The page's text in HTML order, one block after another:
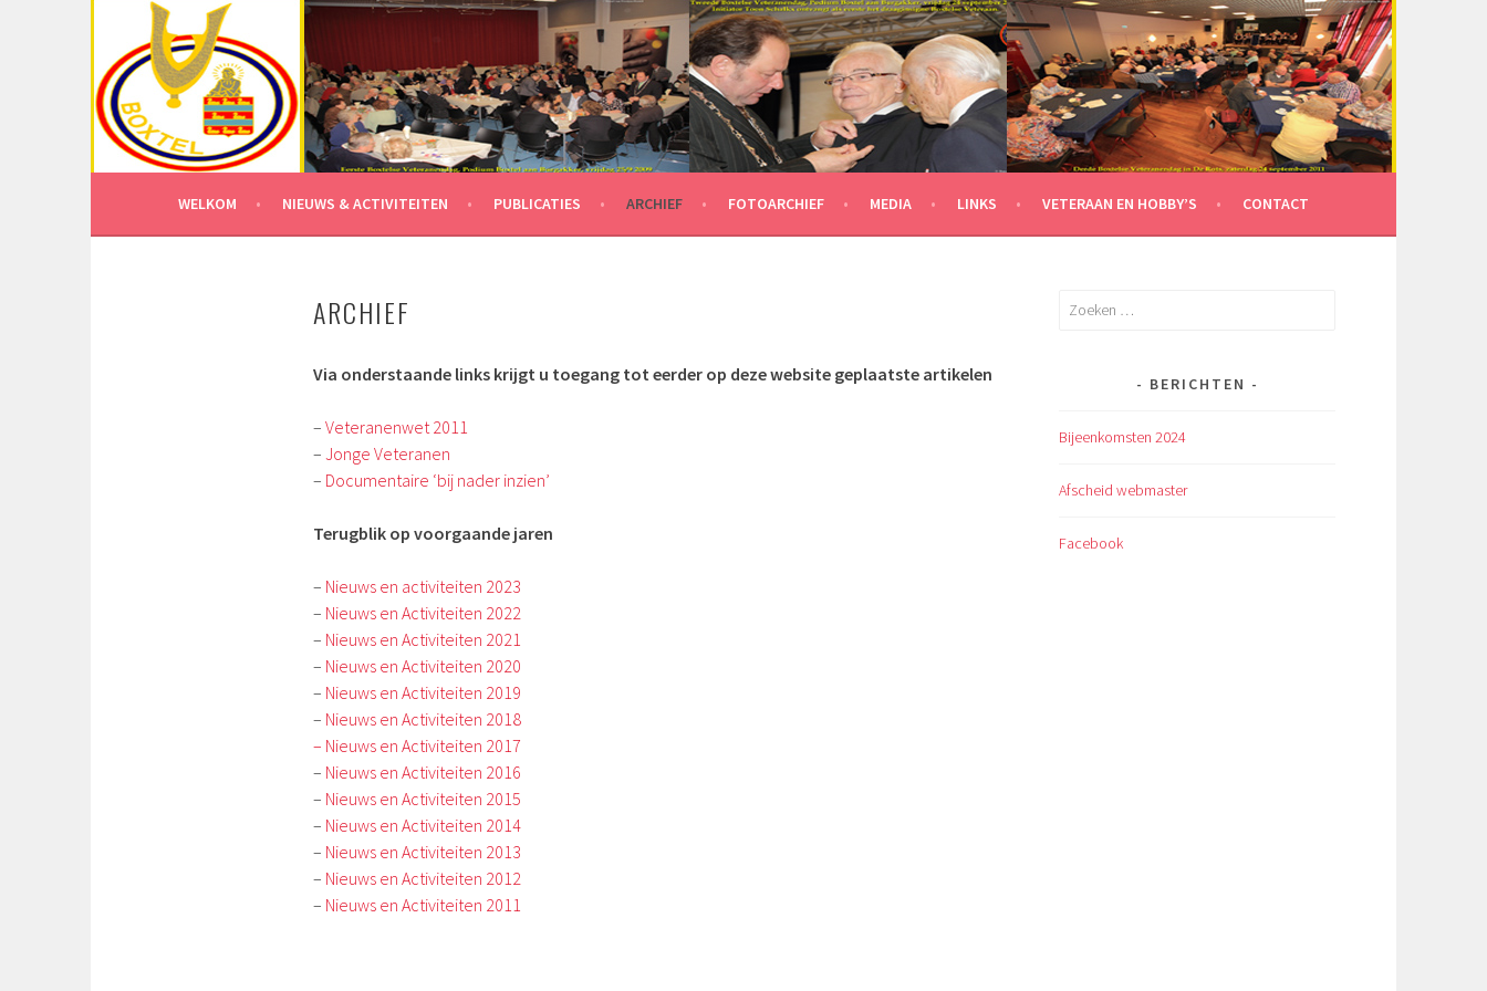
inhoud
WELKOM NIEUWS & ACTIVITEITEN PUBLICATIES ARCHIEF FOTOARCHIEF MEDIA LINKS VETERAAN EN HOBBY’S CONTACT
ARCHIEF
Via onderstaande links krijgt u toegang tot eerder op deze website geplaatste artikelen
– Veteranenwet 2011
– Jonge Veteranen
– Documentaire ‘bij nader inzien’
Terugblik op voorgaande jaren
– Nieuws en activiteiten 2023
– Nieuws en Activiteiten 2022
– Nieuws en Activiteiten 2021
– Nieuws en Activiteiten 2020
– Nieuws en Activiteiten 2019
– Nieuws en Activiteiten 2018
– Nieuws en Activiteiten 2017
– Nieuws en Activiteiten 2016
– Nieuws en Activiteiten 2015
– Nieuws en Activiteiten 2014
– Nieuws en Activiteiten 2013
– Nieuws en Activiteiten 2012
– Nieuws en Activiteiten 2011
Zoeken
BERICHTEN
Bijeenkomsten 2024
Afscheid webmaster
Facebook